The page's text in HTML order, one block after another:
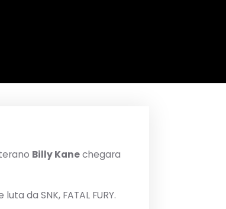
Billy Kanechegara
da SNK, FATAL FURY.